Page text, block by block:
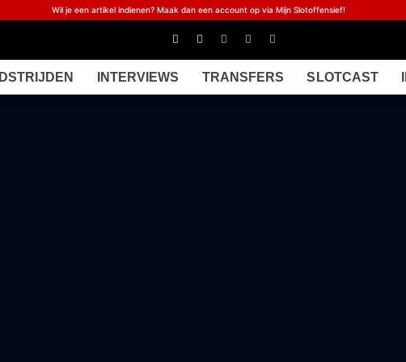
Wil je een artikel indienen? Maak dan een account op via Mijn Slotoffensief!
INTERVIEWS TRANSFERS SLOTCAST